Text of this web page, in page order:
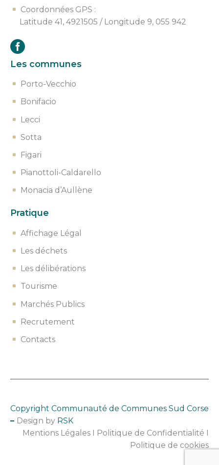
Coordonnées GPS :
Latitude 41, 4921505 / Longitude 9, 055 942
Les communes
Porto-Vecchio
Bonifacio
Lecci
Sotta
Figari
Pianottoli-Caldarello
Monacia d’Aullène
Pratique
Affichage Légal
Les déchets
Les délibérations
Tourisme
Marchés Publics
Recrutement
Contacts
Copyright Communauté de Communes Sud Corse
– Design by RSK
Mentions Légales
Politique de Confidentialité
Politique de cookies